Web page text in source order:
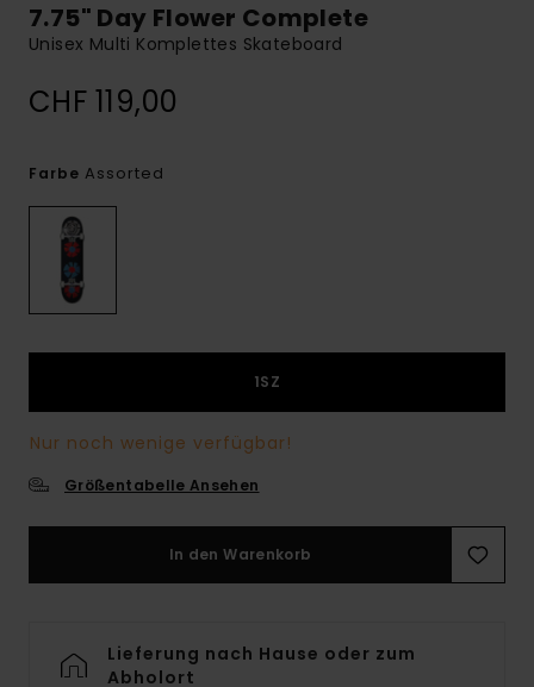
7.75" Day Flower Complete
Unisex Multi Komplettes Skateboard
CHF 119,00
Farbe Assorted
1SZ
Nur noch wenige verfügbar!
Größentabelle Ansehen
In den Warenkorb
Lieferung nach Hause oder zum
Abholort